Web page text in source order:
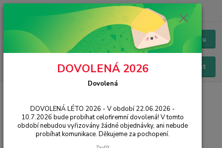
Menu
Hledat
Chat / Online podpora - 24/7
Niceboy
Filtr - výrobci a parametry
DOVOLENÁ 2026
Dovolená
DOVOLENÁ LÉTO 2026 - V období 22.06.2026 -
10.7.2026 bude probíhat celofiremní dovolená! V tomto
období nebudou vyřizovány žádné objednávky, ani nebude
probíhat komunikace. Děkujeme za pochopení.